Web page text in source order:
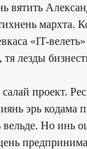
вятить
мархта.
«IT-
тя лезды
проект.
эрь кодама
Но инь